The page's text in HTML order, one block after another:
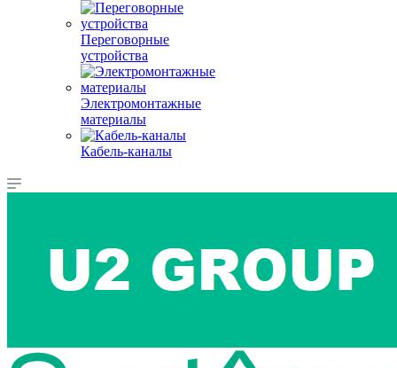
Переговорные
устройства
Электромонтажные
материалы
Кабель-каналы